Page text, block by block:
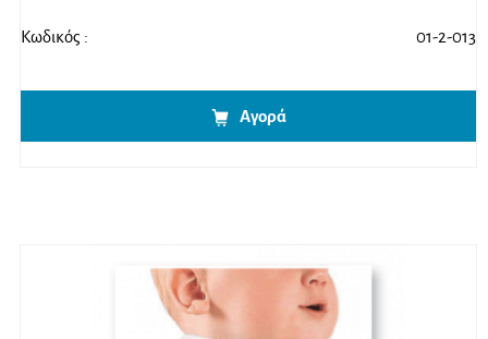
Κωδικός : 01-2-013
Αγορά